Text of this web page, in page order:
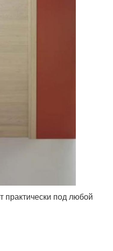
практически под любой